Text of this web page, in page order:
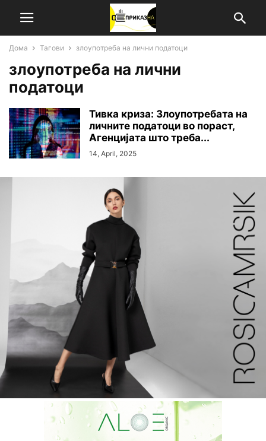
Дома Тагови злоупотреба на лични податоци
злоупотреба на лични
податоци
Тивка криза: Злоупотребата на
личните податоци во пораст,
Агенцијата што треба...
14, April, 2025